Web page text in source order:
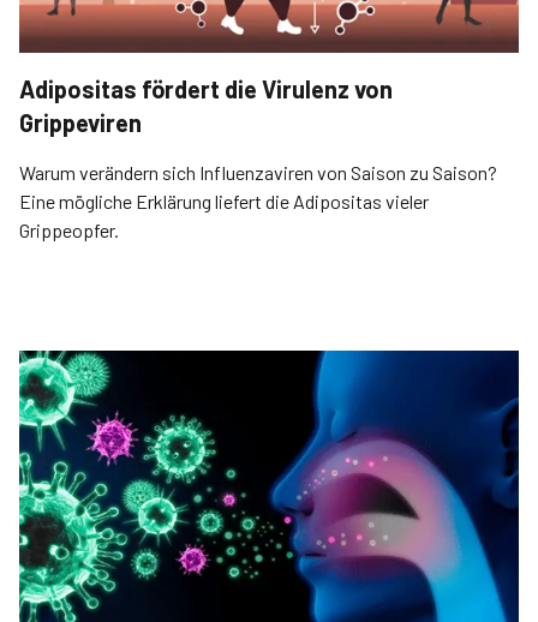
Adipositas fördert die Virulenz von
Grippeviren
Warum verändern sich Influenzaviren von Saison zu Saison?
Eine mögliche Erklärung liefert die Adipositas vieler
Grippeopfer.